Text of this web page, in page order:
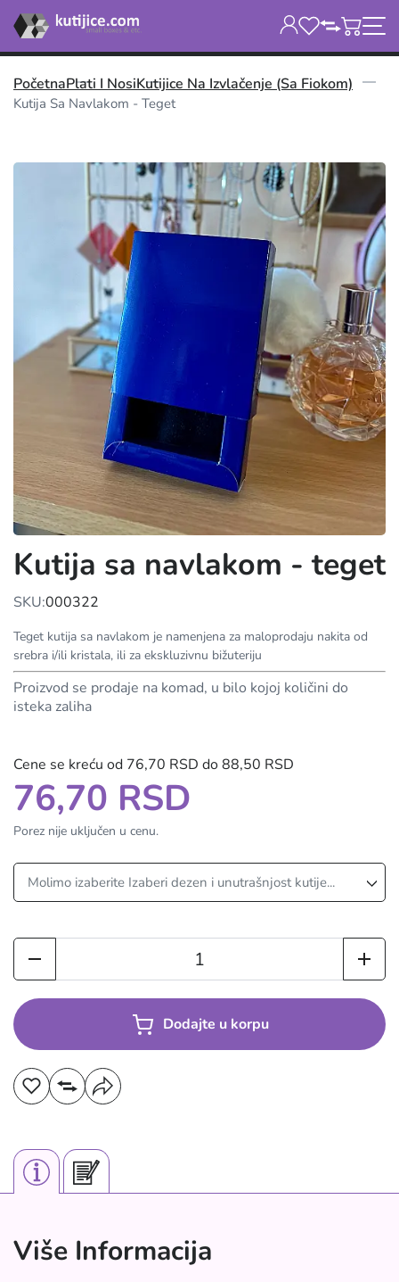
PočetnaPlati I NosiKutijice Na Izvlačenje (sa Fiokom)
Kutija Sa Navlakom - Teget
Kutija sa navlakom - teget
SKU:000322
Teget kutija sa navlakom je namenjena za maloprodaju nakita od
srebra i/ili kristala, ili za ekskluzivnu bižuteriju
Proizvod se prodaje na komad, u bilo kojoj količini do
isteka zaliha
Cene se kreću od 76,70 RSD do 88,50 RSD
76,70 RSD
Porez nije uključen u cenu.
Dodajte u korpu
Više Informacija